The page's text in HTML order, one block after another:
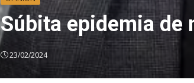
Súbita epidemia de
23/02/2024